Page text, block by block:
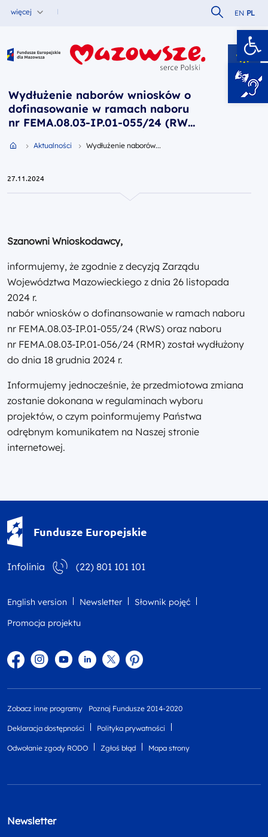
więcej Szukaj w
EN PL
Fundusze Europejskie dla Mazowsza
Wydłużenie naborów wniosków o
dofinasowanie w ramach naboru
nr FEMA.08.03-IP.01-055/24 (RWS)
056/24 (RMR)
Przejdź do strony głównej portalu
Aktualności Wydłużenie naborów...
27.11.2024
Szanowni Wnioskodawcy,
informujemy, że zgodnie z decyzją Zarządu
Województwa Mazowieckiego z dnia 26 listopada
2024 r.
nabór wniosków o dofinansowanie w ramach naboru
nr FEMA.08.03-IP.01-055/24 (RWS) oraz naboru
nr FEMA.08.03-IP.01-056/24 (RMR) został wydłużony
do dnia 18 grudnia 2024 r.
Informujemy jednocześnie, że przedmiotowa zmiana
zostanie dokonana w regulaminach wyboru
projektów, o czym poinformujemy Państwa
odrębnym komunikatem na Naszej stronie
internetowej.
Fundusze Europejskie
Infolinia (22) 801 101 101
English version Newsletter
Słownik pojęć
Promocja projektu
FacebookInstagram
YouTubeLinkedintwitterPinterest
Zobacz inne programy Poznaj Fundusze 2014-2020
Deklaracja dostępności Polityka prywatności
Odwołanie zgody RODO Zgłoś błąd Mapa strony
Newsletter